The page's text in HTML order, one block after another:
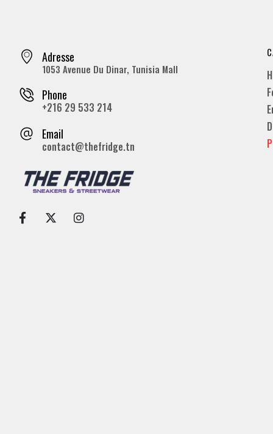
Adresse
1053 Avenue Du Dinar, Tunisia Mall
Phone
+216 29 533 214
Email
contact@thefridge.tn